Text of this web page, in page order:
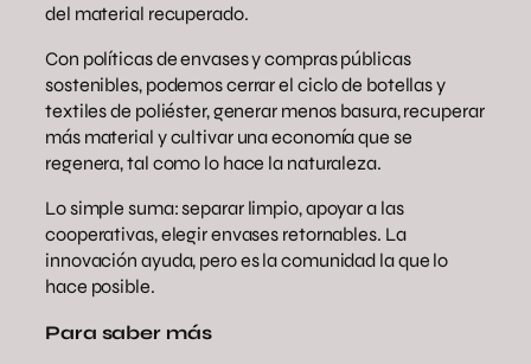
del material recuperado.
Con políticas de envases y compras públicas
sostenibles, podemos cerrar el ciclo de botellas y
textiles de poliéster, generar menos basura, recuperar
más material y cultivar una economía que se
regenera, tal como lo hace la naturaleza.
Lo simple suma: separar limpio, apoyar a las
cooperativas, elegir envases retornables. La
innovación ayuda, pero es la comunidad la que lo
hace posible.
Para saber más